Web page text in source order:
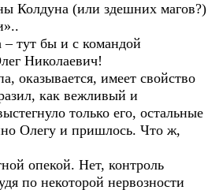
Колдуна (или здешних магов?)
– тут бы и с командой
Николаевич!
оказывается, имеет свойство
как вежливый и
только его, остальные
Олегу и пришлось. Что ж,
опекой. Нет, контроль
по некоторой нервозности